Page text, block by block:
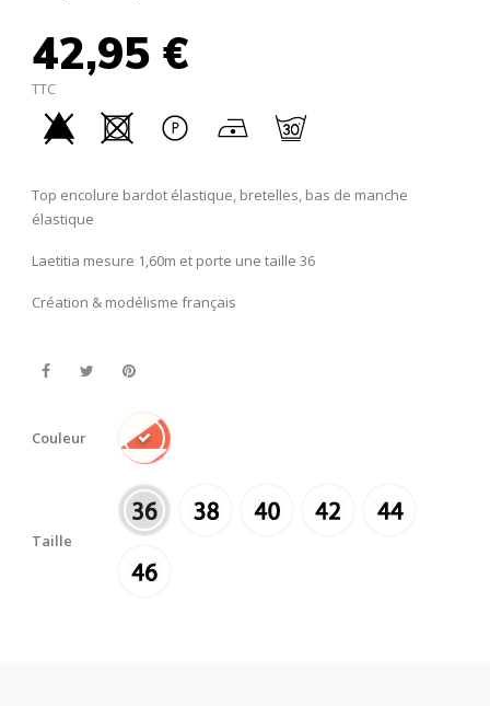
42,95 €
TTC
Top encolure bardot élastique, bretelles, bas de manche
élastique
Laetitia mesure 1,60m et porte une taille 36
Création & modélisme français
Couleur
Taille